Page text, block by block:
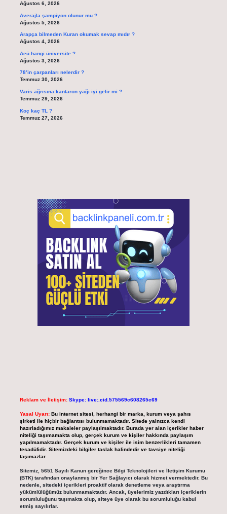
Ağustos 6, 2026
Averajla şampiyon olunur mu ?
Ağustos 5, 2026
Arapça bilmeden Kuran okumak sevap mıdır ?
Ağustos 4, 2026
Aeü hangi üniversite ?
Ağustos 3, 2026
78’in çarpanları nelerdir ?
Temmuz 30, 2026
Varis ağrısına kantaron yağı iyi gelir mi ?
Temmuz 29, 2026
Koç kaç TL ?
Temmuz 27, 2026
Reklam ve İletişim: Skype: live:.cid.575569c608265c69
Yasal Uyarı: Bu internet sitesi, herhangi bir marka, kurum veya şahıs
şirketi ile hiçbir bağlantısı bulunmamaktadır. Sitede yalnızca kendi
hazırladığımız makaleler paylaşılmaktadır. Burada yer alan içerikler haber
niteliği taşımamakta olup, gerçek kurum ve kişiler hakkında paylaşım
yapılmamaktadır. Gerçek kurum ve kişiler ile isim benzerlikleri tamamen
tesadüfidir. Sitemizdeki bilgiler taslak halindedir ve tavsiye niteliği
taşımazlar.
Sitemiz, 5651 Sayılı Kanun gereğince Bilgi Teknolojileri ve İletişim Kurumu
(BTK) tarafından onaylanmış bir Yer Sağlayıcı olarak hizmet vermektedir. Bu
nedenle, sitedeki içerikleri proaktif olarak denetleme veya araştırma
yükümlülüğümüz bulunmamaktadır. Ancak, üyelerimiz yazdıkları içeriklerin
sorumluluğunu taşımakta olup, siteye üye olarak bu sorumluluğu kabul
etmiş sayılırlar.